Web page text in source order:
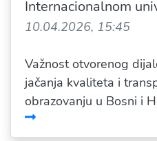
Internacionalnom
10.04.2026, 15:45
Važnost otvorenog
jačanja kvaliteta i
obrazovanju u Bosni i